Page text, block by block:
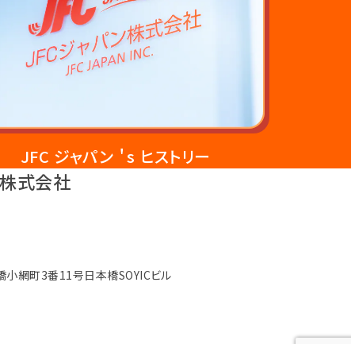
JFC ジャパン ＇s ヒストリー
式会社
小網町3番11号日本橋SOYICビル